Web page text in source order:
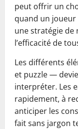
peut offrir un
quand un
une stratégie
l’efficacité de
Les différents
et puzzle —
interpréter. Les
rapidement, à
anticiper les
fait sans jargon